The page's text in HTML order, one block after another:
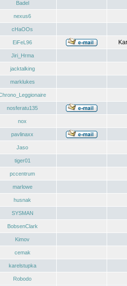
Badel
nexus6
cHaOOs
EiFeL96
Jiri_Hrma
jacktalking
marklukes
nosferatu135
nox
pavlinaxx
Jaso
tiger01
pccentrum
marlowe
husnak
SYSMAN
BobsenClark
Kimov
cemak
karelstupka
Robodo